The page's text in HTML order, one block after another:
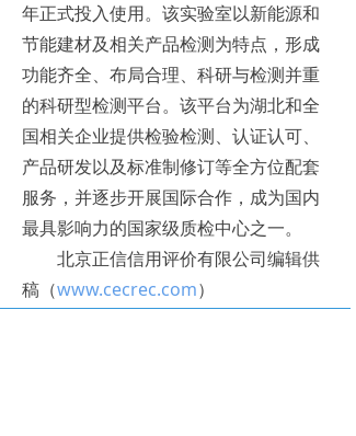
年正式投入使用。该实验室以新能源和
节能建材及相关产品检测为特点，形成
功能齐全、布局合理、科研与检测并重
的科研型检测平台。该平台为湖北和全
国相关企业提供检验检测、认证认可、
产品研发以及标准制修订等全方位配套
服务，并逐步开展国际合作，成为国内
最具影响力的国家级质检中心之一。
北京正信信用评价有限公司编辑供
稿（www.cecrec.com）